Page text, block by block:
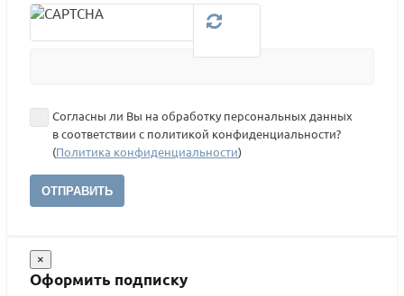
Согласны ли Вы на обработку персональных данных
в соответствии с политикой конфиденциальности?
(Политика конфиденциальности)
ОТПРАВИТЬ
×
Оформить подписку